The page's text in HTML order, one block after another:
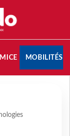
MICE MOBILITÉS